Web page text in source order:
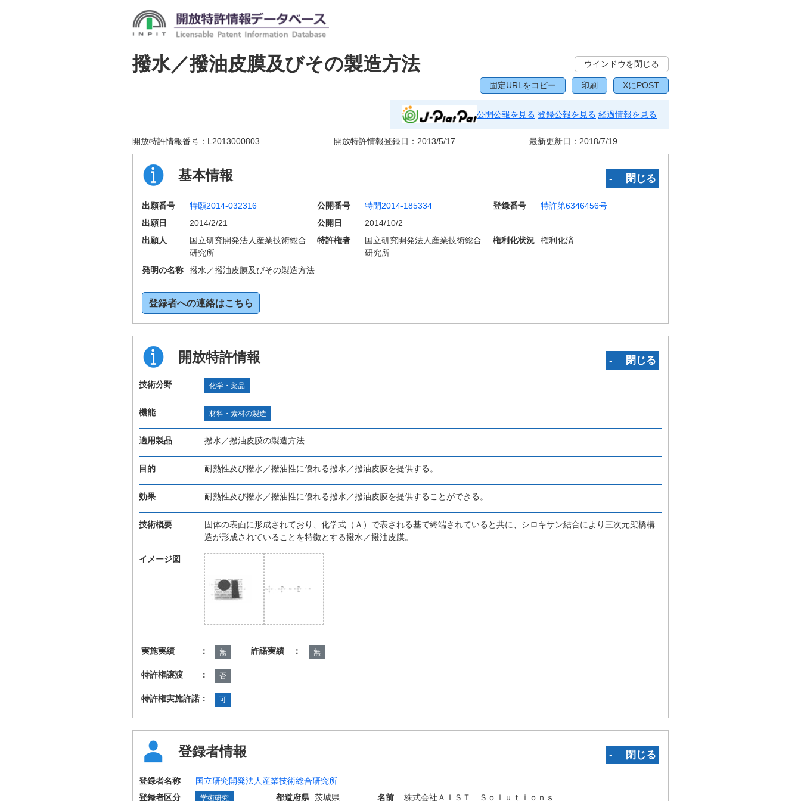
撥水／撥油皮膜及びその製造方法 ウインドウを閉じる
固定URLをコピー 印刷 XにPOST
公開公報を見る 登録公報を見る 経過情報を見る
開放特許情報番号： L2013000803 開放特許情報登録日： 2013/5/17 最新更新日： 2018/7/19
基本情報 ‐ 閉じる
出願番号 特願2014-032316 公開番号 特開2014-185334 登録番号
特許第6346456号
出願日
2014/2/21 公開日
2014/10/2
出願人
国立研究開発法人産業技術総合
研究所
特許権者
国立研究開発法人産業技術総合
研究所
権利化状況 権利化済
発明の名称 撥水／撥油皮膜及びその製造方法
登録者への連絡はこちら
開放特許情報 ‐ 閉じる
技術分野 化学・薬品
機能 材料・素材の製造
適用製品 撥水／撥油皮膜の製造方法
目的 耐熱性及び撥水／撥油性に優れる撥水／撥油皮膜を提供する。
効果 耐熱性及び撥水／撥油性に優れる撥水／撥油皮膜を提供することができる。
技術概要
固体の表面に形成されており、化学式（Ａ）で表される基で終端されていると共に、シロキサン結合により三次元架橋構
造が形成されていることを特徴とする撥水／撥油皮膜。
イメージ図
実施実績 ： 無 許諾実績 ： 無
特許権譲渡 ： 否
特許権実施許諾： 可
登録者情報 ‐ 閉じる
登録者名称
国立研究開発法人産業技術総合研究所
登録者区分
学術研究 都道府県 茨城県 名前 株式会社ＡＩＳＴ Ｓｏｌｕｔｉｏｎｓ